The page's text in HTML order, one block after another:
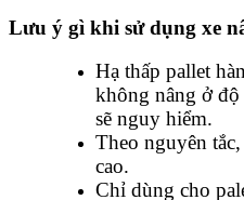
Lưu ý gì khi sử dụng xe
Hạ thấp pallet
không nâng ở
sẽ nguy hiểm.
Theo nguyên
cao.
Chỉ dùng cho